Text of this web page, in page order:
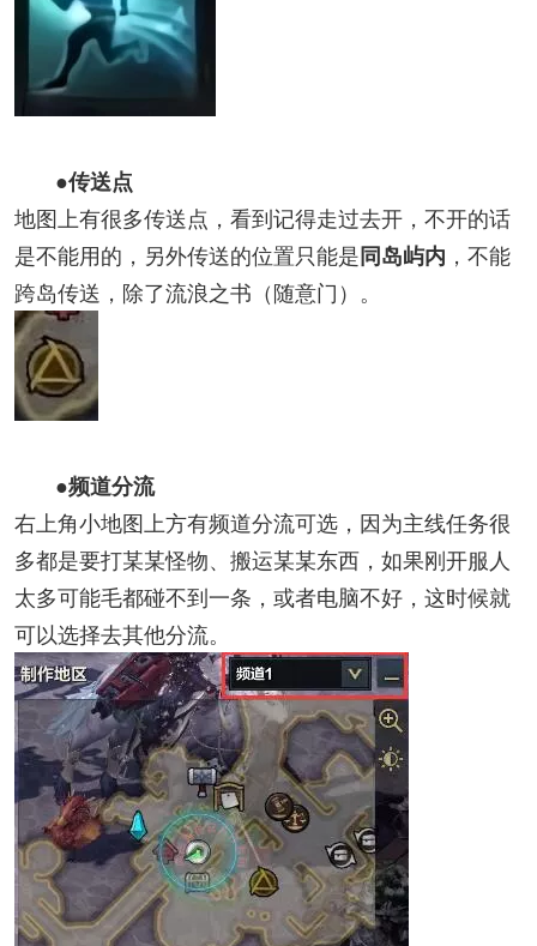
●传送点
地图上有很多传送点，看到记得走过去开，不开的话
是不能用的，另外传送的位置只能是同岛屿内 ，不能
跨岛传送，除了流浪之书（随意门）。
●频道分流
右上角小地图上方有频道分流可选，因为主线任务很
多都是要打某某怪物、搬运某某东西，如果刚开服人
太多可能毛都碰不到一条，或者电脑不好，这时候就
可以选择去其他分流。